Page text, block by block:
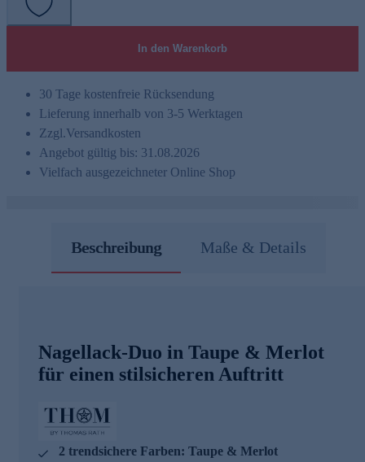
In den Warenkorb
30 Tage kostenfreie Rücksendung
Lieferung innerhalb von 3-5 Werktagen
Zzgl.Versandkosten
Angebot gültig bis: 31.08.2026
Vielfach ausgezeichneter Online Shop
Beschreibung Maße & Details
Nagellack-Duo in Taupe & Merlot
für einen stilsicheren Auftritt
2 trendsichere Farben: Taupe & Merlot